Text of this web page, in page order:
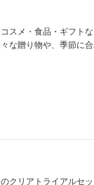
スメ・食品・ギフト
な贈り物や、季節に
クリアトライアルセ